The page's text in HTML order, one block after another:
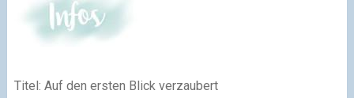
Titel: Auf den ersten Blick verzaubert